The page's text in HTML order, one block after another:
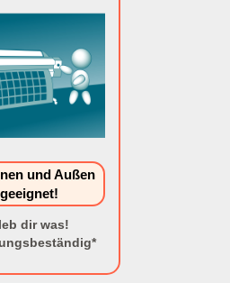
und Außen
geeignet!
dir was!